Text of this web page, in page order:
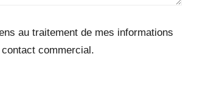
au traitement de mes informations
commercial.